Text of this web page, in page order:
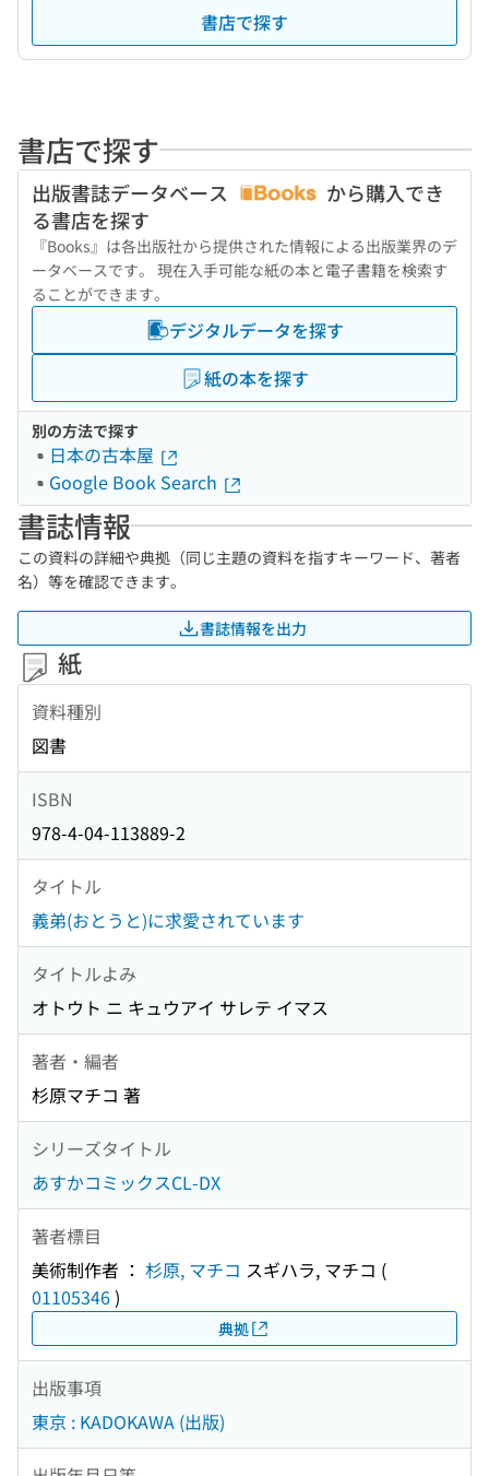
書店で探す
書店で探す
出版書誌データベース
から購入でき
る書店を探す
『Books』は各出版社から提供された情報による出版業界のデ
ータベースです。 現在入手可能な紙の本と電子書籍を検索す
ることができます。
デジタルデータを探す
紙の本を探す
別の方法で探す
日本の古本屋
Google Book Search
書誌情報
この資料の詳細や典拠（同じ主題の資料を指すキーワード、著者
名）等を確認できます。
書誌情報を出力
紙
資料種別
図書
ISBN
978-4-04-113889-2
タイトル
義弟(おとうと)に求愛されています
タイトルよみ
オトウト ニ キュウアイ サレテ イマス
著者・編者
杉原マチコ 著
シリーズタイトル
あすかコミックスCL-DX
著者標目
美術制作者 ： 杉原, マチコ スギハラ, マチコ (
01105346)
典拠
出版事項
東京 : KADOKAWA (出版)